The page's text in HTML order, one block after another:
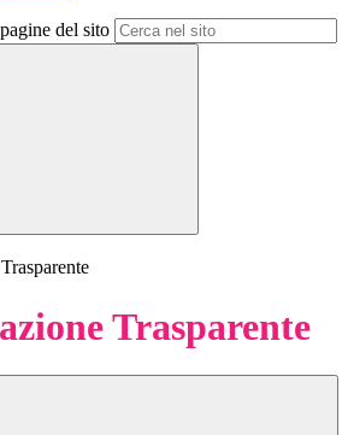
del sito
Trasparente